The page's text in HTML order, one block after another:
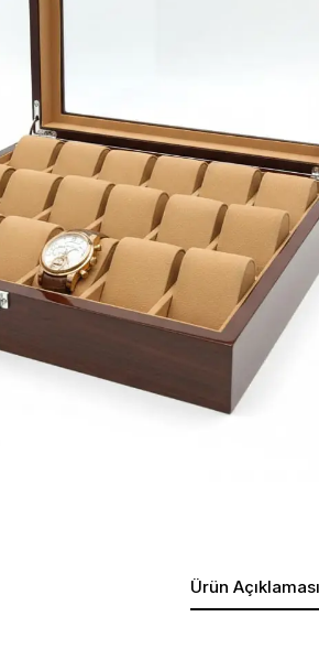
Ürün Açıklaması